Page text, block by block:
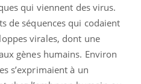
qui viennent des virus.
de séquences qui codaient
virales, dont une
gènes humains. Environ
s’exprimaient à un